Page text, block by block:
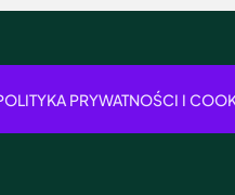
PRYWATNOŚCI I